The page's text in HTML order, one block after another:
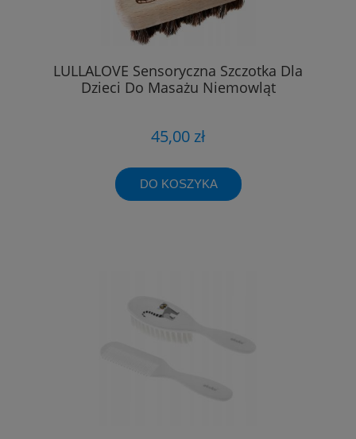
LULLALOVE Sensoryczna Szczotka Dla
Dzieci Do Masażu Niemowląt
45,00 zł
DO KOSZYKA